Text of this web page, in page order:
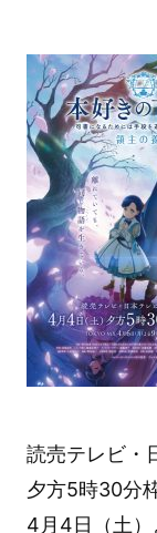
読売テレビ・
夕方5時30分
4月4日（土）